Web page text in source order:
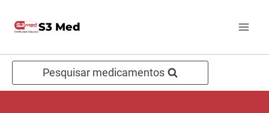
para
Conteúdo
S3 Med
Pesquisar medicamentos